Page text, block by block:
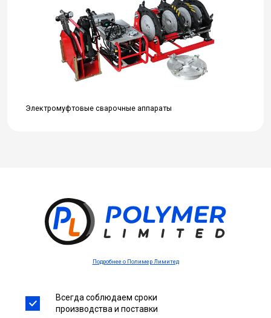
Электромуфтовые сварочные аппараты
Подробнее о Полимер Лимитед
Всегда соблюдаем сроки
производства и поставки